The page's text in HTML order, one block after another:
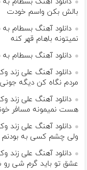
بالش بکن واسم خودت
دانلود آهنگ بسطام به
نمیتونه باهام قهر کنه
دانلود آهنگ بسطام به
دانلود آهنگ علی
مردم نگاه كن دیگه
دانلود آهنگ علی زند
هست نمیمونه مسافر
دانلود آهنگ علی زند
ولی چشم كسی به
دانلود آهنگ علی زند
عشق تو باید گرم شی